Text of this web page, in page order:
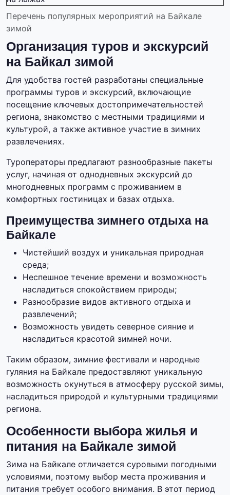
Перечень популярных мероприятий на Байкале
зимой
Организация туров и экскурсий
на Байкал зимой
Для удобства гостей разработаны специальные
программы туров и экскурсий, включающие
посещение ключевых достопримечательностей
региона, знакомство с местными традициями и
культурой, а также активное участие в зимних
развлечениях.
Туроператоры предлагают разнообразные пакеты
услуг, начиная от однодневных экскурсий до
многодневных программ с проживанием в
комфортных гостиницах и базах отдыха.
Преимущества зимнего отдыха на
Байкале
Чистейший воздух и уникальная природная
среда;
Неспешное течение времени и возможность
насладиться спокойствием природы;
Разнообразие видов активного отдыха и
развлечений;
Возможность увидеть северное сияние и
насладиться красотой зимней ночи.
Таким образом, зимние фестивали и народные
гуляния на Байкале предоставляют уникальную
возможность окунуться в атмосферу русской зимы,
насладиться природой и культурными традициями
региона.
Особенности выбора жилья и
питания на Байкале зимой
Зима на Байкале отличается суровыми погодными
условиями, поэтому выбор места проживания и
питания требует особого внимания. В этот период